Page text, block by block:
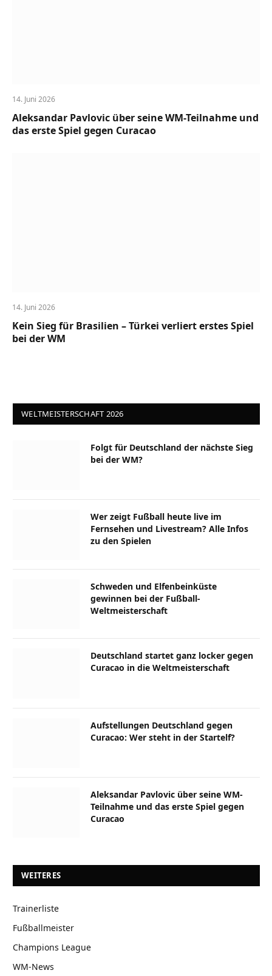
14. Juni 2026
Aleksandar Pavlovic über seine WM-Teilnahme und
das erste Spiel gegen Curacao
14. Juni 2026
Kein Sieg für Brasilien – Türkei verliert erstes Spiel
bei der WM
WELTMEISTERSCHAFT 2026
Folgt für Deutschland der nächste Sieg
bei der WM?
Wer zeigt Fußball heute live im
Fernsehen und Livestream? Alle Infos
zu den Spielen
Schweden und Elfenbeinküste
gewinnen bei der Fußball-
Weltmeisterschaft
Deutschland startet ganz locker gegen
Curacao in die Weltmeisterschaft
Aufstellungen Deutschland gegen
Curacao: Wer steht in der Startelf?
Aleksandar Pavlovic über seine WM-
Teilnahme und das erste Spiel gegen
Curacao
WEITERES
Trainerliste
Fußballmeister
Champions League
WM-News